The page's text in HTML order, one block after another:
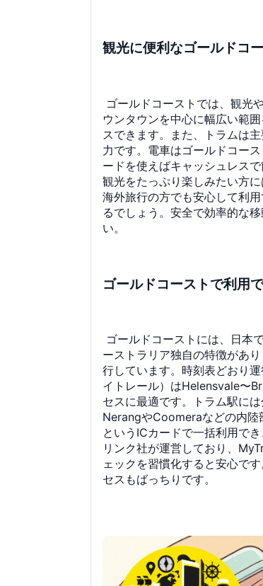
観光に便利なゴールドコ
ゴールドコーストでは、観光
ウンタウンを中心に幅広い範
スできます。また、トラムは
力です。電車はゴールドコー
ードを使えばキャッシュレス
観光をたっぷり楽しみたい方
海外旅行の方でも安心して利
るでしょう。安全で効率的な
い。
ゴールドコーストで利用
ゴールドコーストには、日本
ーストラリア独自の特徴があ
行しています。時刻表どおり
イトレール）はHelensvale〜
セスに最適です。トラム駅に
NerangやCoomeraなどの内陸
というICカードで一括利用で
リンク社が運営しており、
ェックを習慣化すると安心で
セスもばっちりです。